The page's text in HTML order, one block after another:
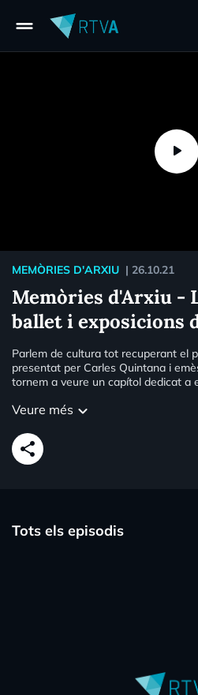
drag_handle
MEMÒRIES D'ARXIU | 26.10.21
Memòries d'Arxiu -
ballet i exposicions
Parlem de cultura tot recuperant el
presentat per Carles Quintana i
tornem a veure un capítol dedicat a
l'actuació del cantautor Quim Sabaté.
Veure més keyboard_arrow_down
share
Tots els episodis